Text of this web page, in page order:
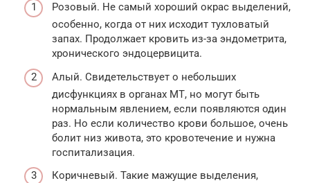
Розовый. Не самый хороший окрас выделений,
особенно, когда от них исходит тухловатый
запах. Продолжает кровить из-за эндометрита,
хронического эндоцервицита.
Алый. Свидетельствует о небольших
дисфункциях в органах МТ, но могут быть
нормальным явлением, если появляются один
раз. Но если количество крови большое, очень
болит низ живота, это кровотечение и нужна
госпитализация.
Коричневый. Такие мажущие выделения,